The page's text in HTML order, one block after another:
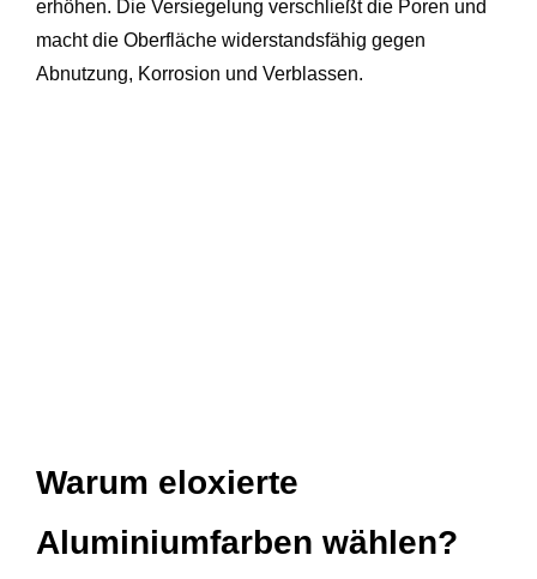
erhöhen. Die Versiegelung verschließt die Poren und
macht die Oberfläche widerstandsfähig gegen
Abnutzung, Korrosion und Verblassen.
Warum eloxierte
Aluminiumfarben wählen?